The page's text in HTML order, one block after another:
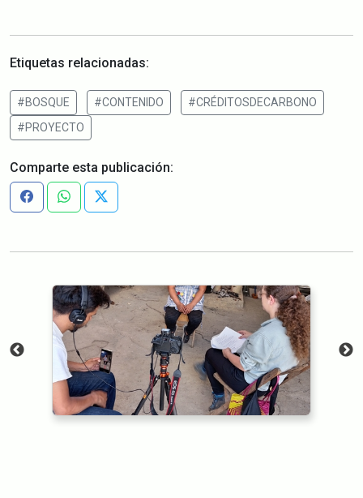
Etiquetas relacionadas:
#BOSQUE #CONTENIDO
#CRÉDITOSDECARBONO
#PROYECTO
Comparte esta publicación: